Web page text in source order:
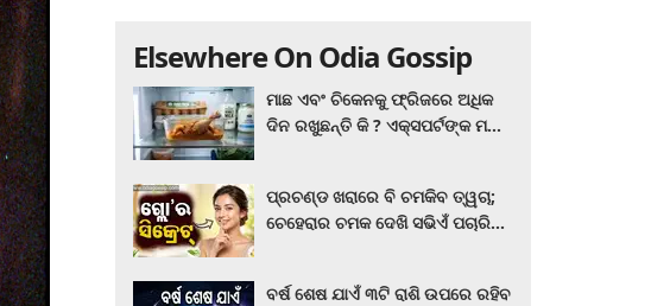
Elsewhere On Odia Gossip
ମାଛ ଏବଂ ଚିକେନକୁ ଫ୍ରିଜରେ ଅଧିକ
ଦିନ ରଖୁଛନ୍ତି କି ? ଏକ୍ସପର୍ଟଙ୍କ ମତ
ପ୍ରଚଣ୍ଡ ଖରାରେ ବି ଚମକିବ ତ୍ୱଚା;
ଚେହେରାର ଚମକ ଦେଖି ସଭିଏଁ ପଚାରିବେ
ବର୍ଷ ଶେଷ ଯାଏଁ ୩ଟି ରାଶି ଉପରେ ରହିବ